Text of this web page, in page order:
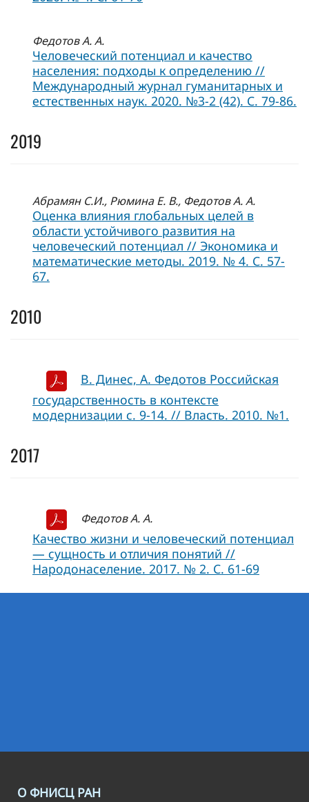
Федотов А. А.
Человеческий потенциал и качество
населения: подходы к определению //
Международный журнал гуманитарных и
естественных наук. 2020. №3-2 (42). С. 79-86.
2019
Абрамян С.И., Рюмина Е. В., Федотов А. А.
Оценка влияния глобальных целей в
области устойчивого развития на
человеческий потенциал // Экономика и
математические методы. 2019. № 4. С. 57-
67.
2010
В. Динес, А. Федотов Российская
государственность в контексте
модернизации с. 9-14. // Власть. 2010. №1.
2017
Федотов А. А.
Качество жизни и человеческий потенциал
— сущность и отличия понятий //
Народонаселение. 2017. № 2. С. 61-69
О ФНИСЦ РАН